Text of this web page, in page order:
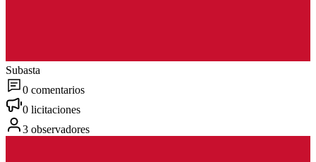
Subasta
0 comentarios
0 licitaciones
3 observadores